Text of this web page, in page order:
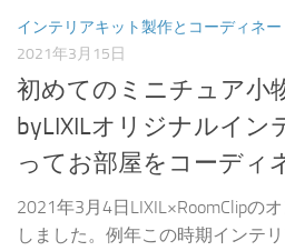
インテリアキット製作とコーディネー
2021年3月15日
初めてのミニチュア小
byLIXILオリジナルイン
ってお部屋をコーディ
2021年3月4日LIXIL×RoomClipの
しました。例年この時期インテ